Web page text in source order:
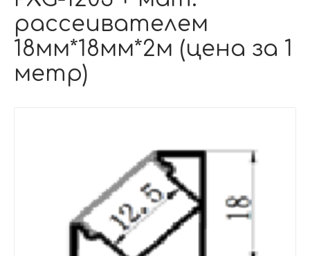
рассеивателем
18мм*18мм*2м (цена за 1
метр)